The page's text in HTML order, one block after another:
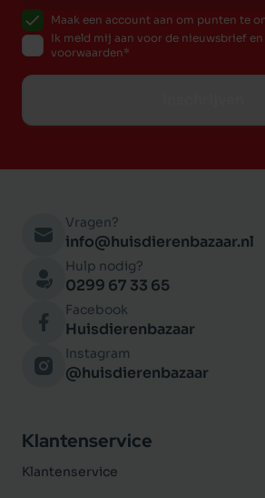
Maak een account aan om punten te
Ik meld mij aan voor de nieuwsbrief
voorwaarden
Vragen?
info@huisdierenbazaar.nl
Hulp nodig?
0299 67 33 65
Facebook
Huisdierenbazaar
Instagram
@huisdierenbazaar
Klantenservice
Klantenservice